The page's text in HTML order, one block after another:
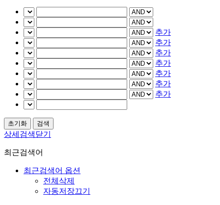
추가
추가
추가
추가
추가
추가
추가
상세검색닫기
최근검색어
최근검색어 옵션
전체삭제
자동저장끄기